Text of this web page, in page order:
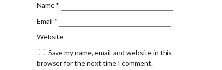
Name *
Email *
Website
Save my name, email, and website in this
browser for the next time I comment.